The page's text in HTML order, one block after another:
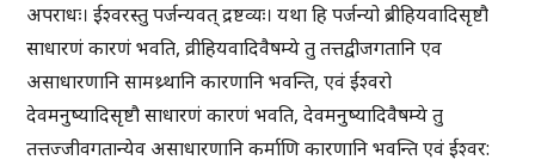
अपराधः। ईश्वरस्तु पर्जन्यवत् द्रष्टव्यः। यथा हि पर्जन्यो ब्रीहियवादिसृष्टौ
साधारणं कारणं भवति, व्रीहियवादिवैषम्ये तु तत्तद्वीजगतानि एव
असाधारणानि सामथ्र्थानि कारणानि भवन्ति, एवं ईश्वरो
देवमनुष्यादिसृष्टौ साधारणं कारणं भवति, देवमनुष्यादिवैषम्ये तु
तत्तज्जीवगतान्येव असाधारणानि कर्माणि कारणानि भवन्ति एवं ईश्वर: